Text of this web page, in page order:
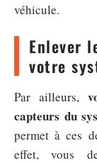
véhicule.
Enlever
votre
Par ailleurs,
capteurs du
permet à ces
effet, vous